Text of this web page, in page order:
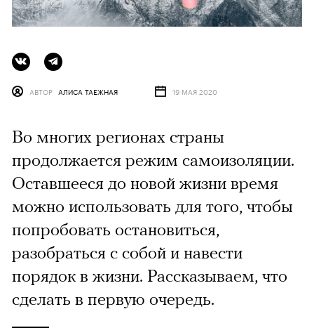
АВТОР АЛИСА ТАЕЖНАЯ 19 МАЯ 2020
Во многих регионах страны
продолжается режим самоизоляции.
Оставшееся до новой жизни время
можно использовать для того, чтобы
попробовать остановиться,
разобраться с собой и навести
порядок в жизни. Рассказываем, что
сделать в первую очередь.